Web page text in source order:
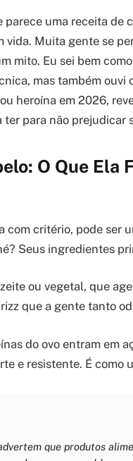
parece uma receita de
vida. Muita gente se
mito. Eu sei bem
mas também ouvi
heroína em 2026,
para não prejudicar
O Que Ela
com critério, pode ser
Seus ingredientes
ou vegetal, que
que a gente tanto
do ovo entram em
e resistente. É como
que produtos